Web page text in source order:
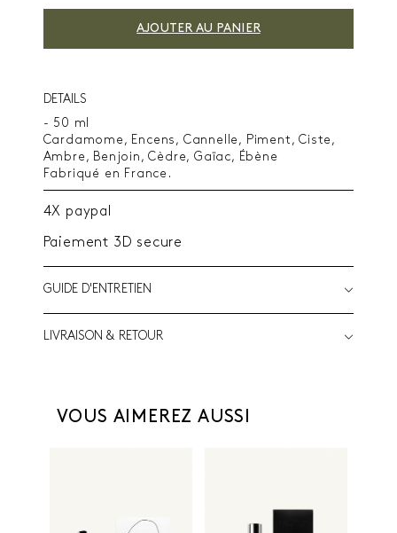
AJOUTER AU PANIER
DETAILS
- 50 ml
Cardamome, Encens, Cannelle, Piment, Ciste,
Ambre, Benjoin, Cèdre, Gaïac, Ébène
Fabriqué en France.
4X paypal
Paiement 3D secure
GUIDE D'ENTRETIEN
LIVRAISON & RETOUR
VOUS AIMEREZ AUSSI